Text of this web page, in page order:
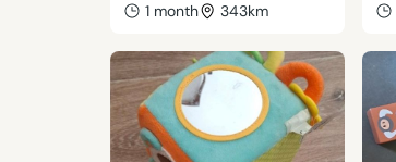
1 month 343km